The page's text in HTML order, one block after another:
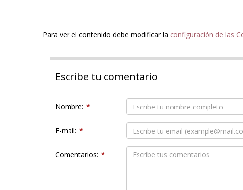
Para ver el contenido debe modificar la configuración de las
Escribe tu comentario
Nombre: *
E-mail: *
Comentarios: *